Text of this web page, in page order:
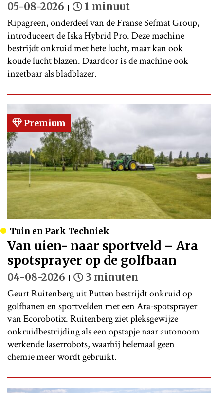
05-08-2026 1 minuut
Ripagreen, onderdeel van de Franse Sefmat Group,
introduceert de Iska Hybrid Pro. Deze machine
bestrijdt onkruid met hete lucht, maar kan ook
koude lucht blazen. Daardoor is de machine ook
inzetbaar als bladblazer.
Premium
Tuin en Park Techniek
Van uien- naar sportveld – Ara
spotsprayer op de golfbaan
04-08-2026 3 minuten
Geurt Ruitenberg uit Putten bestrijdt onkruid op
golfbanen en sportvelden met een Ara-spotsprayer
van Ecorobotix. Ruitenberg ziet pleksgewijze
onkruidbestrijding als een opstapje naar autonoom
werkende laserrobots, waarbij helemaal geen
chemie meer wordt gebruikt.